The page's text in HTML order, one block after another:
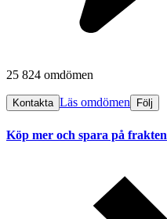
25 824 omdömen
Kontakta Läs omdömen Följ
Köp mer och spara på frakten